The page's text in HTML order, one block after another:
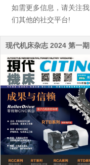
如需更多信息，请关注我
们其他的社交平台!
现代机床杂志 2024 第一期